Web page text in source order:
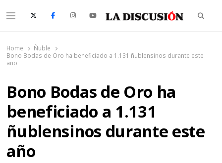
Menu
Home
Ñuble
Bono Bodas de Oro ha beneficiado a 1.131 ñublensinos durante este
año
Bono Bodas de Oro ha
beneficiado a 1.131
ñublensinos durante este
año